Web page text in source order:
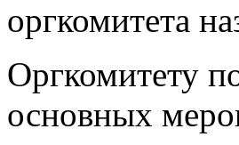
оргкомитета
Оргкомитету
основных